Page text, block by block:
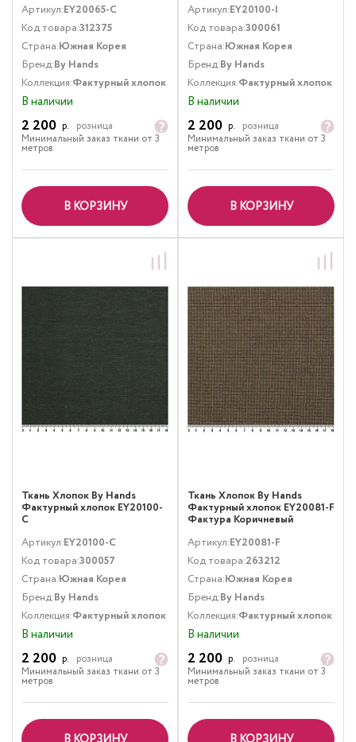
Артикул:EY20065-C
Код товара:312375
Страна:Южная Корея
Бренд:By Hands
Коллекция:Фактурный хлопок
В наличии
2 200 р.
розница
Минимальный заказ ткани от 3
метров
В КОРЗИНУ
Артикул:EY20100-I
Код товара:300061
Страна:Южная Корея
Бренд:By Hands
Коллекция:Фактурный хлопок
В наличии
2 200 р.
розница
Минимальный заказ ткани от 3
метров
В КОРЗИНУ
Ткань Хлопок By Hands
Фактурный хлопок EY20100-
C
Артикул:EY20100-C
Код товара:300057
Страна:Южная Корея
Бренд:By Hands
Коллекция:Фактурный хлопок
В наличии
2 200 р.
розница
Минимальный заказ ткани от 3
метров
Ткань Хлопок By Hands
Фактурный хлопок EY20081-F
Фактура Коричневый
Артикул:EY20081-F
Код товара:263212
Страна:Южная Корея
Бренд:By Hands
Коллекция:Фактурный хлопок
В наличии
2 200 р.
розница
Минимальный заказ ткани от 3
метров